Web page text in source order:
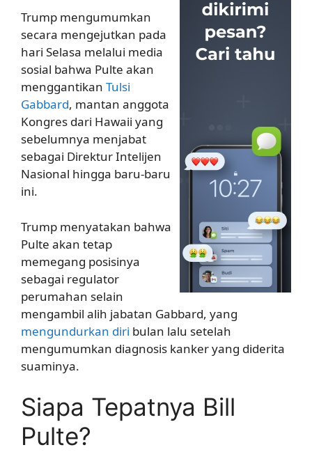
Trump mengumumkan
secara mengejutkan pada
hari Selasa melalui media
sosial bahwa Pulte akan
menggantikan Tulsi
Gabbard, mantan anggota
Kongres dari Hawaii yang
sebelumnya menjabat
sebagai Direktur Intelijen
Nasional hingga baru-baru
ini.
Trump menyatakan bahwa
Pulte akan tetap
memegang posisinya
sebagai regulator
perumahan selain
mengambil alih jabatan Gabbard, yang
mengundurkan diri bulan lalu setelah
mengumumkan diagnosis kanker yang diderita
suaminya.
Siapa Tepatnya Bill
Pulte?